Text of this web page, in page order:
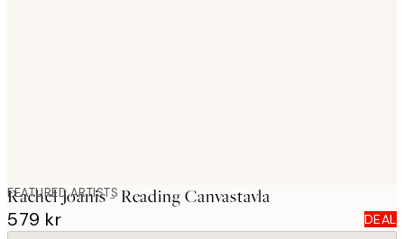
FEATURED ARTISTS
Rachel Joanis - Reading Canvastavla
579 kr DEAL